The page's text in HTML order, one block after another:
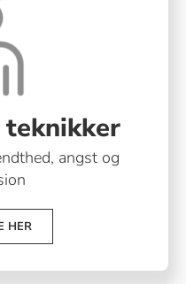
angst og
HER